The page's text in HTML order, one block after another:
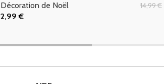
Décoration de Noël
2,99€
14,99€